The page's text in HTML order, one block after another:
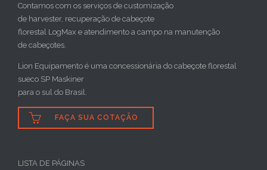
Contamos com os serviços de customização
de harvester, recuperação de cabeçote
florestal LogMax e atendimento a campo na manutenção
de cabeçotes.
Lion Equipamento é uma concessionária do cabeçote florestal
sueco SP Maskiner
para o sul do Brasil.
 FAÇA SUA COTAÇÃO
LISTA DE PÁGINAS